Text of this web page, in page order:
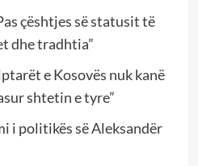
çështjes së statusit të
dhe tradhtia”
e Kosovës nuk kanë
shtetin e tyre”
i politikës së Aleksandër